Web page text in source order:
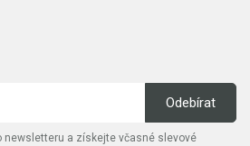
newsletteru a získejte včasné slevové